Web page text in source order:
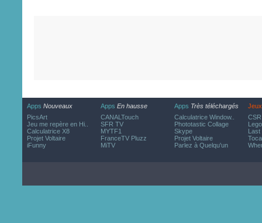
Apps Nouveaux
PicsArt
Jeu me repère en Hi..
Calculatrice X8
Projet Voltaire
iFunny
Apps En hausse
CANALTouch
SFR TV
MYTF1
FranceTV Pluzz
MiTV
Apps Très téléchargés
Calculatrice Window..
Phototastic Collage
Skype
Projet Voltaire
Parlez à Quelqu'un
Jeux
Last